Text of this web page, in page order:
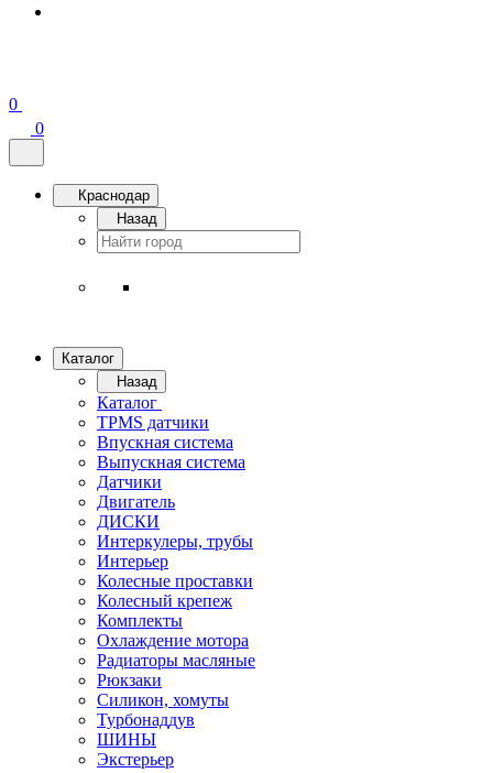
0
0
Краснодар
Назад
Каталог
Назад
Каталог
TPMS датчики
Впускная система
Выпускная система
Датчики
Двигатель
ДИСКИ
Интеркулеры, трубы
Интерьер
Колесные проставки
Колесный крепеж
Комплекты
Охлаждение мотора
Радиаторы масляные
Рюкзаки
Силикон, хомуты
Турбонаддув
ШИНЫ
Экстерьер